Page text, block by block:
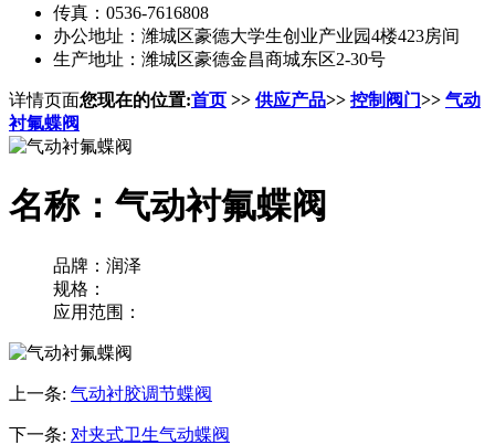
传真：0536-7616808
办公地址：潍城区豪德大学生创业产业园4楼423房间
生产地址：潍城区豪德金昌商城东区2-30号
详情页面您现在的位置:首页 >> 供应产品>> 控制阀门>> 气动
衬氟蝶阀
名称：气动衬氟蝶阀
品牌：润泽
规格：
应用范围：
上一条: 气动衬胶调节蝶阀
下一条: 对夹式卫生气动蝶阀